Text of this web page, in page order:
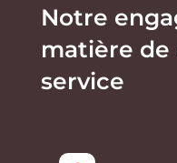
Notre
matière de
service